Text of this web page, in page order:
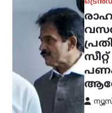
കേരളം